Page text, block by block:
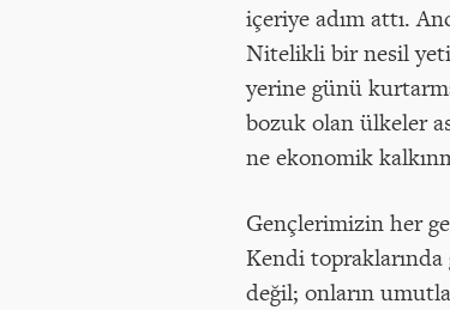
içeriye adım attı.
Nitelikli bir nesil
yerine günü
bozuk olan ülkeler
ne ekonomik
Gençlerimizin her
Kendi
değil; onların